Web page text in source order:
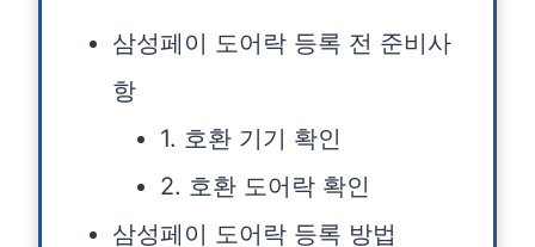
삼성페이 도어락 등록 전 준비사
항
1. 호환 기기 확인
2. 호환 도어락 확인
삼성페이 도어락 등록 방법